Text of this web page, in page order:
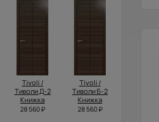
Tivoli /
Тиволи Д-2
Книжка
28 560 ₽
Tivoli /
Тиволи Б-2
Книжка
28 560 ₽